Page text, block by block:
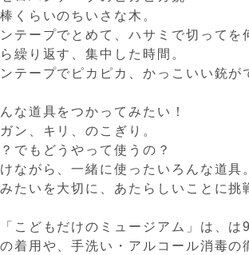
くらいのちいさな木。
テープでとめて、ハサミで切ってを
繰り返す、集中した時間。
テープでピカピカ、かっこいい銃が
な道具をつかってみたい！
ン、キリ、のこぎり。
でもどうやって使うの？
ながら、一緒に使ったいろんな道具
たいを大切に、あたらしいことに挑
こどもだけのミュージアム」は、は
着用や、手洗い・アルコール消毒